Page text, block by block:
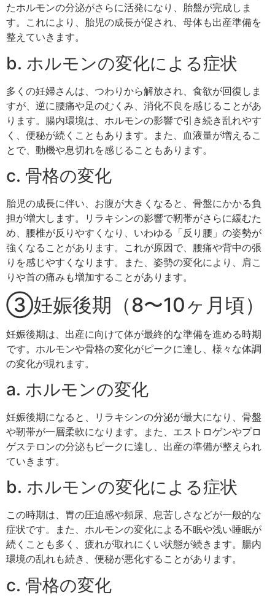
たホルモンの分泌がさらに活発になり、胎盤が完成しま
す。これにより、胎児の成長が促され、母体も出産準備を
整えていきます。
b. ホルモンの変化による症状
多くの妊婦さんは、つわりから解放され、食欲が回復しま
すが、逆に腰痛や足のむくみ、消化不良を感じることがあ
ります。腸内環境は、ホルモンの影響で引き続き乱れやす
く、便秘が続くこともあります。また、血液量が増えるこ
とで、動機や息切れを感じることもあります。
c. 骨格の変化
胎児の成長に伴い、お腹が大きくなると、骨盤にかかる負
担が増大します。リラキシンの影響で靭帯がさらに緩むた
め、腰椎が反りやすくなり、いわゆる「反り腰」の姿勢が
強くなることがあります。これが原因で、腰痛や背中の張
りを感じやすくなります。また、姿勢の変化により、肩こ
りや首の痛みも増加することがあります。
③妊娠後期（8〜10ヶ月頃）
妊娠後期は、出産に向けて体が最終的な準備を進める時期
です。ホルモンや骨格の変化がピークに達し、様々な体調
の変化が現れます。
a. ホルモンの変化
妊娠後期になると、リラキシンの分泌が最大になり、骨盤
や靭帯が一層柔軟になります。また、エストロゲンやプロ
ゲステロンの分泌もピークに達し、出産の準備が整えられ
ていきます。
b. ホルモンの変化による症状
この時期は、胃の圧迫感や頻尿、息苦しさなどが一般的な
症状です。また、ホルモンの変化による不眠や浅い睡眠が
続くことも多く、疲れが取れにくい状態が続きます。腸内
環境の乱れも続き、便秘が悪化することがあります。
c. 骨格の変化